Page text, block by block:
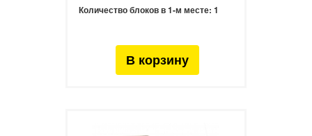
Количество блоков в 1-м месте: 1